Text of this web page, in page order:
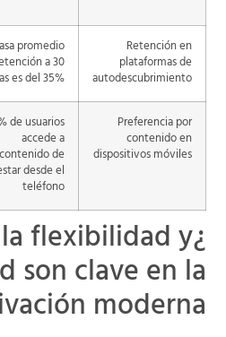
Retención en
plataformas de
autodescubrimiento
promedio
a 30
es del 35%
Preferencia por
contenido en
dispositivos móviles
de usuarios
accede a
contenido de
desde el
teléfono
la flexibilidad y
son clave en la
moderna?